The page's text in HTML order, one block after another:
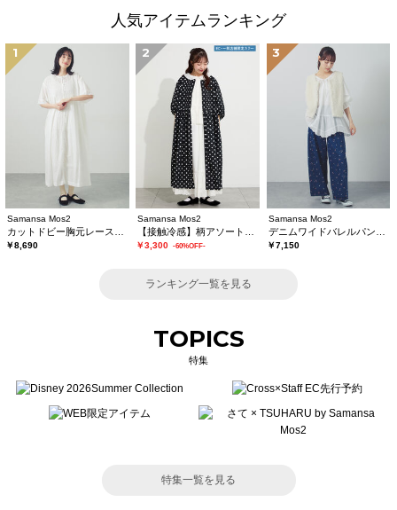
人気アイテムランキング
1
Samansa Mos2
￥8,690
2
Samansa Mos2
￥3,300 -60%OFF-
3
Samansa Mos2
￥7,150
ランキング一覧を見る
TOPICS
特集
特集一覧を見る